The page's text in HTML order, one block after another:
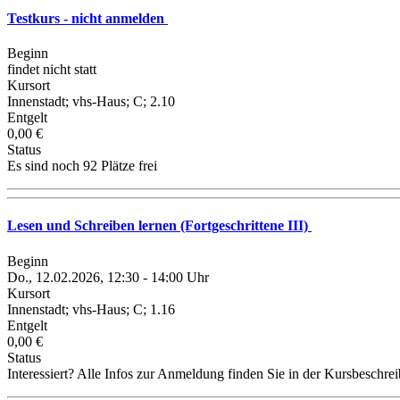
Testkurs - nicht anmelden
Beginn
findet nicht statt
Kursort
Innenstadt; vhs-Haus; C; 2.10
Entgelt
0,00 €
Status
Es sind noch 92 Plätze frei
Lesen und Schreiben lernen (Fortgeschrittene III)
Beginn
Do., 12.02.2026, 12:30 - 14:00 Uhr
Kursort
Innenstadt; vhs-Haus; C; 1.16
Entgelt
0,00 €
Status
Interessiert? Alle Infos zur Anmeldung finden Sie in der